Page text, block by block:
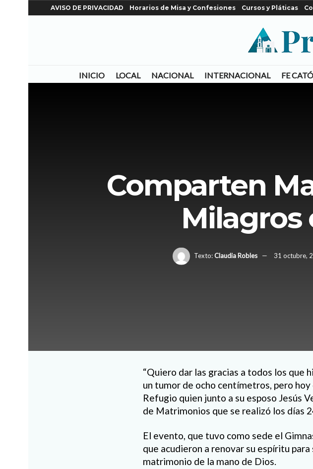
AVISO DE PRIVACIDAD Horarios de Misa y Confesiones Cursos y Pláticas
INICIO LOCAL NACIONAL INTERNACIONAL FE
Comparten
Milagros
Texto:Claudia Robles 31 octubre,
“Quiero dar las gracias a todos los que
un tumor de ocho centímetros, pero
Refugio quien junto a su esposo Jesús
de Matrimonios que se realizó los días
El evento, que tuvo como sede el
que acudieron a renovar su espíritu
matrimonio de la mano de Dios.